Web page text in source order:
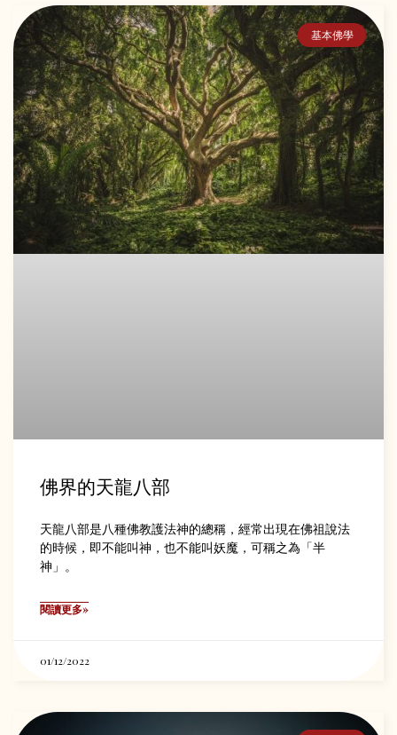
基本佛學
佛界的天龍八部
天龍八部是八種佛教護法神的總稱，經常出現在佛祖說法
的時候，即不能叫神，也不能叫妖魔，可稱之為「半
神」。
閱讀更多»
01/12/2022